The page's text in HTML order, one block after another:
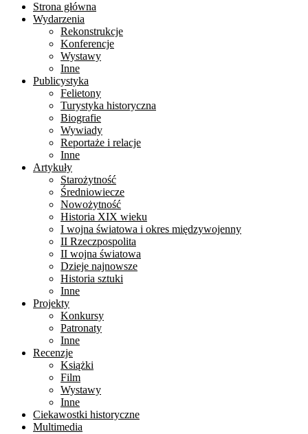
Strona główna
Wydarzenia
Rekonstrukcje
Konferencje
Wystawy
Inne
Publicystyka
Felietony
Turystyka historyczna
Biografie
Wywiady
Reportaże i relacje
Inne
Artykuły
Starożytność
Średniowiecze
Nowożytność
Historia XIX wieku
I wojna światowa i okres międzywojenny
II Rzeczpospolita
II wojna światowa
Dzieje najnowsze
Historia sztuki
Inne
Projekty
Konkursy
Patronaty
Inne
Recenzje
Książki
Film
Wystawy
Inne
Ciekawostki historyczne
Multimedia